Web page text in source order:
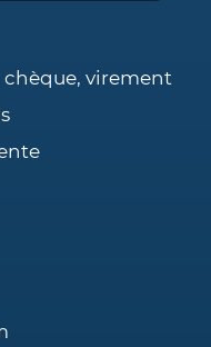
chèque, virement